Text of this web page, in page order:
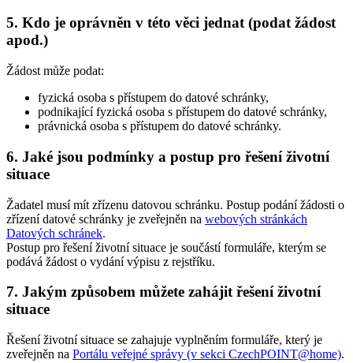
5. Kdo je oprávněn v této věci jednat (podat žádost
apod.)
Žádost může podat:
fyzická osoba s přístupem do datové schránky,
podnikající fyzická osoba s přístupem do datové schránky,
právnická osoba s přístupem do datové schránky.
6. Jaké jsou podmínky a postup pro řešení životní
situace
Žadatel musí mít zřízenu datovou schránku. Postup podání žádosti o
zřízení datové schránky je zveřejněn na webových stránkách
Datových schránek.
Postup pro řešení životní situace je součástí formuláře, kterým se
podává žádost o vydání výpisu z rejstříku.
7. Jakým způsobem můžete zahájit řešení životní
situace
Řešení životní situace se zahajuje vyplněním formuláře, který je
zveřejněn na Portálu veřejné správy (v sekci CzechPOINT@home).